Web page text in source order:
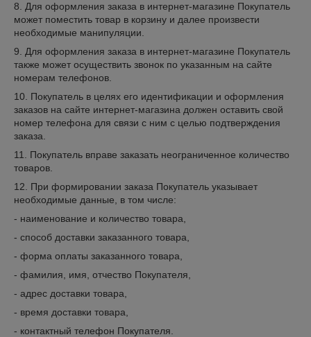
8. Для оформления заказа в интернет-магазине Покупатель
может поместить товар в корзину и далее произвести
необходимые манипуляции.
9. Для оформления заказа в интернет-магазине Покупатель
также может осуществить звонок по указанным на сайте
номерам телефонов.
10. Покупатель в целях его идентификации и оформления
заказов на сайте интернет-магазина должен оставить свой
номер телефона для связи с ним с целью подтверждения
заказа.
11. Покупатель вправе заказать неограниченное количество
товаров.
12. При формировании заказа Покупатель указывает
необходимые данные, в том числе:
- наименование и количество товара,
- способ доставки заказанного товара,
- форма оплаты заказанного товара,
- фамилия, имя, отчество Покупателя,
- адрес доставки товара,
- время доставки товара,
- контактный телефон Покупателя.